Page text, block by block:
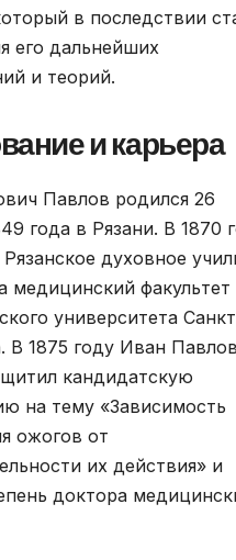
в последствии
его дальнейших
и теорий.
и карьера
Павлов родился 26
года в Рязани. В 1870
духовное
медицинский факультет
университета
В 1875 году Иван Павлов
кандидатскую
на тему «Зависимость
ожогов от
их действия» и
доктора